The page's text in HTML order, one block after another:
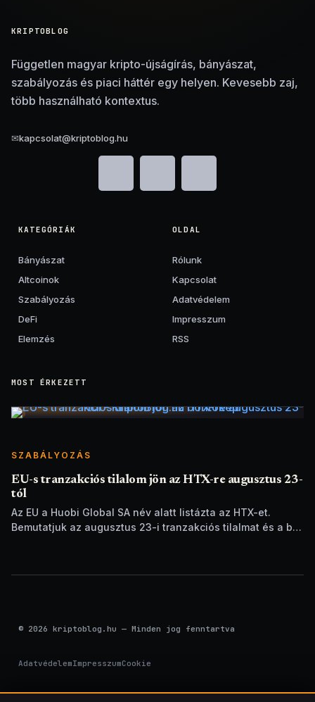
KRIPTOBLOG
Független magyar kripto-újságírás, bányászat,
szabályozás és piaci háttér egy helyen. Kevesebb zaj,
több használható kontextus.
✉kapcsolat@kriptoblog.hu
KATEGÓRIÁK
Bányászat
Altcoinok
Szabályozás
DeFi
Elemzés
OLDAL
Rólunk
Kapcsolat
Adatvédelem
Impresszum
RSS
MOST ÉRKEZETT
SZABÁLYOZÁS
EU-s tranzakciós tilalom jön az HTX-re augusztus 23-
tól
Az EU a Huobi Global SA név alatt listázta az HTX-et.
Bemutatjuk az augusztus 23-i tranzakciós tilalmat és a brit
© 2026 kriptoblog.hu — Minden jog fenntartva
AdatvédelemImpresszumCookie